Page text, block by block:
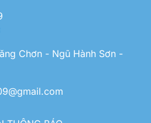
Chơn - Ngũ Hành Sơn -